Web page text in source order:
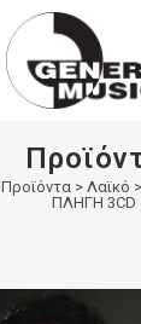
Προϊόντα> Λαϊκό >
ΠΛΗΓΗ 3CD